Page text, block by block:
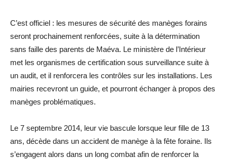
C’est officiel : les mesures de sécurité des manèges forains
seront prochainement renforcées, suite à la détermination
sans faille des parents de Maéva. Le ministère de l’Intérieur
met les organismes de certification sous surveillance suite à
un audit, et il renforcera les contrôles sur les installations. Les
mairies recevront un guide, et pourront échanger à propos des
manèges problématiques.
Le 7 septembre 2014, leur vie bascule lorsque leur fille de 13
ans, décède dans un accident de manège à la fête foraine. Ils
s’engagent alors dans un long combat afin de renforcer la